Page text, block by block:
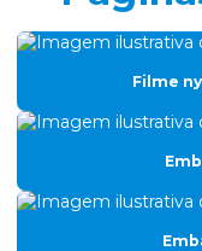
Filme de alumínio para
Filme gofrado para
Filme para leites e
Filme nylon poli para
Filme